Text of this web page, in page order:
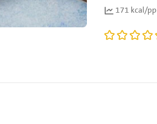
171 kcal/pp